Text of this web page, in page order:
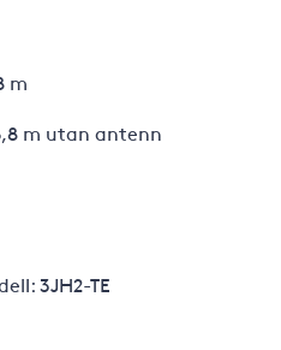
m
m utan antenn
3JH2-TE